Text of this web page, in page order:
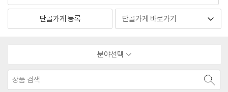
단골가게 등록
분야선택